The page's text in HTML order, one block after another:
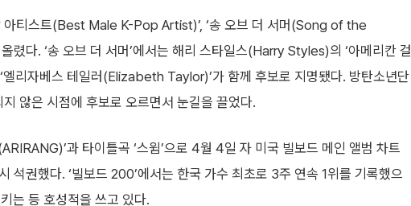
아티스트(Best Male K-Pop Artist)’, ‘송 오브 더 서머(Song of the
렸다. ‘송 오브 더 서머’에서는 해리 스타일스(Harry Styles)의 ‘아메리칸 걸
리자베스 테일러(Elizabeth Taylor)’가 함께 후보로 지명됐다. 방탄소년단
않은 시점에 후보로 오르면서 눈길을 끌었다.
과 타이틀곡 ‘스윔’으로 4월 4일 자 미국 빌보드 메인 앨범 차트
석권했다. ‘빌보드 200’에서는 한국 가수 최초로 3주 연속 1위를 기록했으
키는 등 호성적을 쓰고 있다.